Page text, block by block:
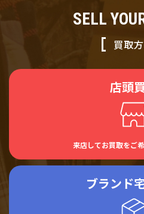
SELL
買取
店頭
来店してお買取をご
ブランド